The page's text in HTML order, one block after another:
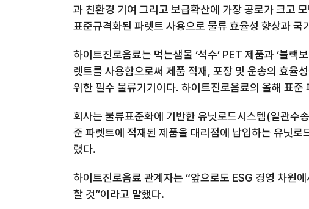
과 친환경 기여 그리고 보급확산에 가장 공로가 크고
표준규격화된 파렛트 사용으로 물류 효율성 향상과
하이트진로음료는 먹는샘물 ‘석수’ PET 제품과 ‘블랙보
렛트를 사용함으로써 제품 적재 포장 및 운송의 효율
위한 필수 물류기기이다. 하이트진로음료의 올해 표준
회사는 물류표준화에 기반한 유닛로드시스템(일관수
준 파렛트에 적재된 제품을 대리점에 납입하는 유닛로
렸다.
하이트진로음료 관계자는 “앞으로도 ESG 경영 차원
할 것”이라고 말했다.